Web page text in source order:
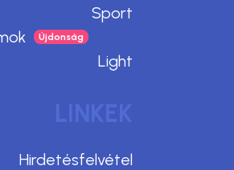
Sport
Light
LINKEK
Hirdetésfelvétel